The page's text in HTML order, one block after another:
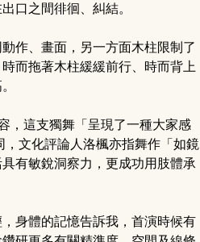
口之間徘徊、糾結。
作、畫面，另一方面木柱限制了
而拖著木柱緩緩前行、時而背上
，這支獨舞「呈現了一種大家感
文化評論人洛楓亦指舞作「如鏡
有敏銳洞察力，更成功用肢體承
身體的記憶告訴我，首演時候有